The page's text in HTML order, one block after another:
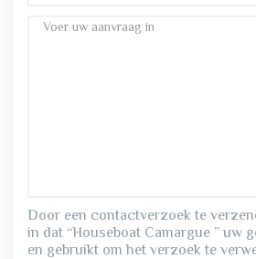
Door een contactverzoek te
in dat “Houseboat Camargue ” uw
en gebruikt om het verzoek te